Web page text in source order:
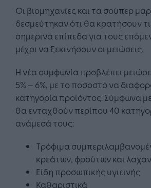
Οι βιομηχανίες και τα σούπερ
δεσμεύτηκαν ότι θα κρατήσουν
σημερινά επίπεδα για τους
μέχρι να ξεκινήσουν οι μειώσεις.
Η νέα συμφωνία προβλέπει
5% – 6%, με το ποσοστό να
κατηγορία προϊόντος. Σύμφωνα
θα ενταχθούν περίπου 40
ανάμεσά τους:
Τρόφιμα
κρεάτων, φρούτων και
Είδη προσωπικής υγιεινής
Καθαριστικά